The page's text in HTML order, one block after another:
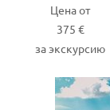
Цена от
375 €
за экскурсию